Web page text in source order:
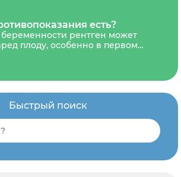
письменное заключение
и запись результатов на CD-
пленку и
снимка на электронную почту.
есть?
рентген может
плоду, особенно в первом
Быстрый поиск